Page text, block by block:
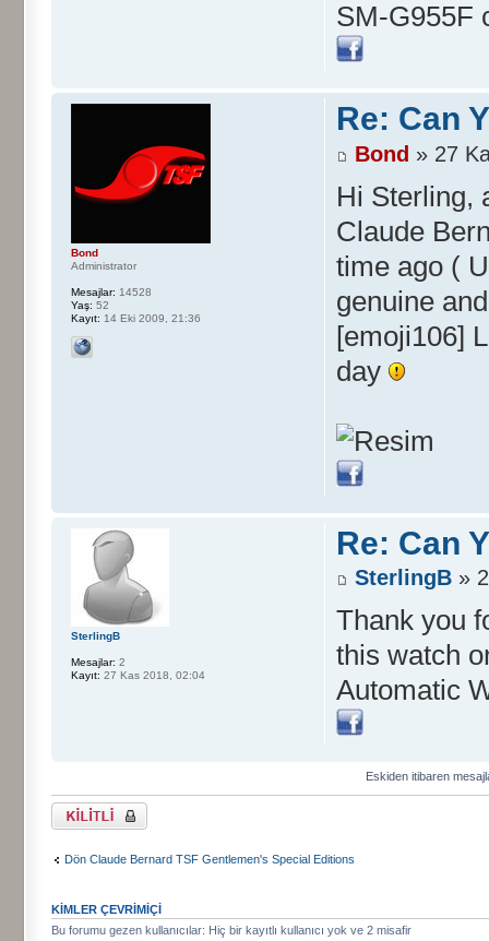
SM-G955F
Re: Can
Bond » 27
Hi Sterling,
Claude
time ago (
genuine
[emoji106]
day
Bond
Administrator
Mesajlar: 14528
Yaş: 52
Kayıt: 14 Eki 2009, 21:36
Re: Can
SterlingB »
Thank you
this watch
Automatic
SterlingB
Mesajlar: 2
Kayıt: 27 Kas 2018, 02:04
Eskiden itibaren
Başlık kilitlendi
Dön Claude Bernard TSF Gentlemen's Special Editions
KIMLER ÇEVRIMIÇI
Bu forumu gezen kullanıcılar: Hiç bir kayıtlı kullanıcı yok ve 2 misafir